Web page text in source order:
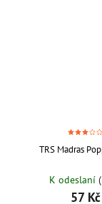
TRS Madras
K odeslaní
57 Kč